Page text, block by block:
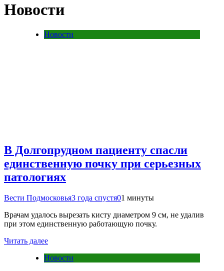
Новости
Новости
В Долгопрудном пациенту спасли
единственную почку при серьезных
патологиях
Вести Подмосковья3 года спустя01 минуты
Врачам удалось вырезать кисту диаметром 9 см, не удалив
при этом единственную работающую почку.
Читать далее
Новости